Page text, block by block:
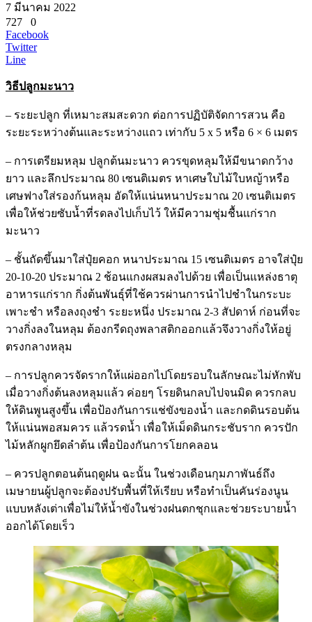
7 มีนาคม 2022
727
0
Facebook
Twitter
Line
วิธีปลูกมะนาว
– ระยะปลูก ที่เหมาะสมสะดวก ต่อการปฏิบัติจัดการสวน คือ
ระยะระหว่างต้นและระหว่างแถว เท่ากับ 5 x 5 หรือ 6 × 6 เมตร
– การเตรียมหลุม ปลูกต้นมะนาว ควรขุดหลุมให้มีขนาดกว้าง
ยาว และลึกประมาณ 80 เซนติเมตร หาเศษใบไม้ใบหญ้าหรือ
เศษฟางใส่รองก้นหลุม อัดให้แน่นหนาประมาณ 20 เซนติเมตร
เพื่อให้ช่วยซับน้ำที่รดลงไปเก็บไว้ ให้มีความชุ่มชื้นแก่ราก
มะนาว
– ชั้นถัดขึ้นมาใส่ปุ๋ยคอก หนาประมาณ 15 เซนติเมตร อาจใส่ปุ๋ย
20-10-20 ประมาณ 2 ช้อนแกงผสมลงไปด้วย เพื่อเป็นแหล่งธาตุ
อาหารแก่ราก กิ่งต้นพันธุ์ที่ใช้ควรผ่านการนำไปชำในกระบะ
เพาะชำ หรือลงถุงชำ ระยะหนึ่ง ประมาณ 2-3 สัปดาห์ ก่อนที่จะ
วางกิ่งลงในหลุม ต้องกรีดถุงพลาสติกออกแล้วจึงวางกิ่งให้อยู่
ตรงกลางหลุม
– การปลูกควรจัดรากให้แผ่ออกไปโดยรอบในลักษณะไม่หักพับ
เมื่อวางกิ่งต้นลงหลุมแล้ว ค่อยๆ โรยดินกลบไปจนมิด ควรกลบ
ให้ดินพูนสูงขึ้น เพื่อป้องกันการแช่ขังของน้ำ และกดดินรอบต้น
ให้แน่นพอสมควร แล้วรดน้ำ เพื่อให้เม็ดดินกระชับราก ควรปัก
ไม้หลักผูกยึดลำต้น เพื่อป้องกันการโยกคลอน
– ควรปลูกตอนต้นฤดูฝน ฉะนั้น ในช่วงเดือนกุมภาพันธ์ถึง
เมษายนผู้ปลูกจะต้องปรับพื้นที่ให้เรียบ หรือทำเป็นคันร่องนูน
แบบหลังเต่าเพื่อไม่ให้น้ำขังในช่วงฝนตกชุกและช่วยระบายน้ำ
ออกได้โดยเร็ว